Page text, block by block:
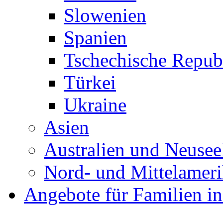
Slowenien
Spanien
Tschechische
Türkei
Ukraine
Asien
Australien und
Nord- und
Angebote für Familien